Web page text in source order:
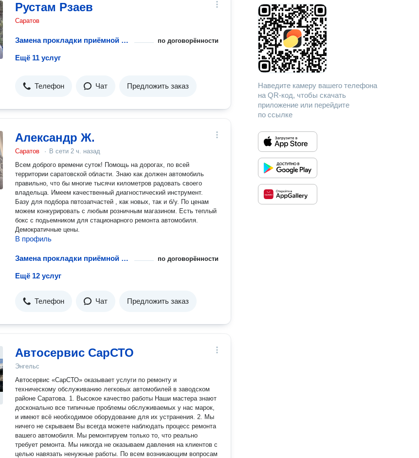
Рустам Рзаев
Саратов
Замена прокладки приёмной трубки по договорённости
Ещё 11 услуг
Телефон Чат Предложить заказ
Александр Ж.
Саратов · В сети 2 ч. назад
Всем доброго времени суток! Помощь на дорогах, по всей
территории саратовской области. Знаю как должен автомобиль
правильно, что бы многие тысячи километров радовать своего
владельца. Имеем качественный диагностический инструмент.
Базу для подбора пвтозапчастей , как новых, так и б/у. По ценам
можем конкурировать с любым розничным магазином. Есть теплый
бокс с подьемником для стационарного ремонта автомобиля.
Демократичные цены.
В профиль
Замена прокладки приёмной трубки по договорённости
Ещё 12 услуг
Телефон Чат Предложить заказ
Автосервис СарСТО
Энгельс
Автосервис «СарСТО» оказывает услуги по ремонту и
техническому обслуживанию легковых автомобилей в заводском
районе Саратова. 1. Высокое качество работы Наши мастера знают
досконально все типичные проблемы обслуживаемых у нас марок,
и имеют всё необходимое оборудование для их устранения. 2. Мы
ничего не скрываем Вы всегда можете наблюдать процесс ремонта
вашего автомобиля. Мы ремонтируем только то, что реально
требует ремонта. Мы никогда не оказываем давления на клиентов с
целью навязать ненужные работы. По всем возникающим вопросам
Наведите камеру вашего телефона
на QR-код, чтобы скачать
приложение или перейдите
по ссылке